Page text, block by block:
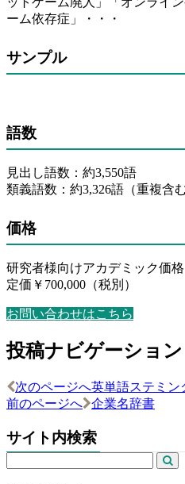
ーム依存症」・・・
サンプル
語数
見出し語数：約3,550語
類義語数：約3,326語（重複含む
価格
研究者様向けアカデミック価
定価￥700,000（税別）
お問い合わせはこちら
投稿ナビゲーション
次のページへ英単語ステミン
前のページへ
企業名辞書
サイト内検索